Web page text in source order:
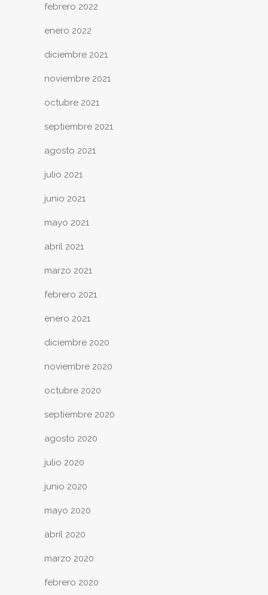
febrero 2022
enero 2022
diciembre 2021
noviembre 2021
octubre 2021
septiembre 2021
agosto 2021
julio 2021
junio 2021
mayo 2021
abril 2021
marzo 2021
febrero 2021
enero 2021
diciembre 2020
noviembre 2020
octubre 2020
septiembre 2020
agosto 2020
julio 2020
junio 2020
mayo 2020
abril 2020
marzo 2020
febrero 2020